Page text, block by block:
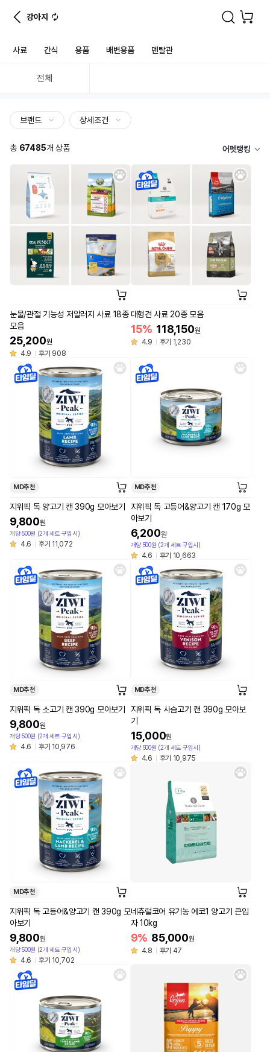
강아지
사료 간식 용품 배변용품 덴탈관
전체
브랜드 상세조건
총 67485개 상품 어펫랭킹
눈물/관절 기능성 저알러지 사료 18종
모음
25,200원
4.9
후기 908
대형견 사료 20종 모음
15% 118,150원
4.9
후기 1,230
MD추천
지위픽 독 양고기 캔 390g 모아보기
9,800원
개당 500원 (2개 세트 구입시)
4.6 후기 11,072
MD추천
지위픽 독 고등어&양고기 캔 170g 모
아보기
6,200원
개당 500원 (2개 세트 구입시)
4.6 후기 10,663
MD추천
지위픽 독 소고기 캔 390g 모아보기
9,800원
개당 500원 (2개 세트 구입시)
4.6 후기 10,976
MD추천
지위픽 독 사슴고기 캔 390g 모아보
기
15,000원
개당 500원 (2개 세트 구입시)
4.6 후기 10,975
MD추천
지위픽 독 고등어&양고기 캔 390g 모
아보기
9,800원
개당 500원 (2개 세트 구입시)
4.6 후기 10,702
네츄럴코어 유기농 에코1 양고기 큰입
자 10kg
9% 85,000원
4.8
후기 47